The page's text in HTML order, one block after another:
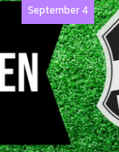
September 4